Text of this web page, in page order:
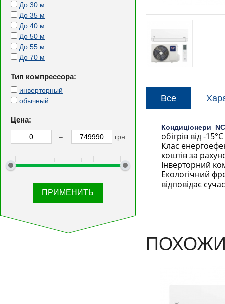
Все
Кондиціонери
обігрів від -
Клас
коштів за
Інверторний
Екологічний
відповідає
До 30 м
До 35 м
До 40 м
До 50 м
До 55 м
До 70 м
Тип компрессора:
инверторный
обычный
Цена:
– грн